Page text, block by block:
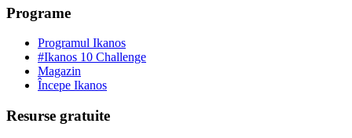
Programe
Programul Ikanos
#Ikanos 10 Challenge
Magazin
Începe Ikanos
Resurse gratuite